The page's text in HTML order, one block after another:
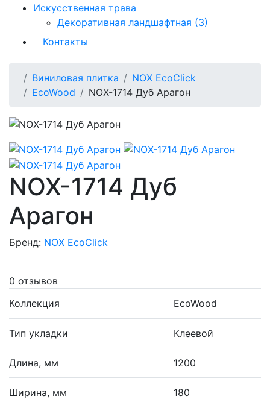
Искусственная трава
Декоративная ландшафтная (3)
Контакты
Виниловая плитка
NOX EcoClick
EcoWood
NOX-1714 Дуб Арагон
NOX-1714 Дуб
Арагон
Бренд: NOX EcoClick
0 отзывов
Коллекция
EcoWood
Тип укладки Клеевой
Длина, мм 1200
Ширина, мм 180